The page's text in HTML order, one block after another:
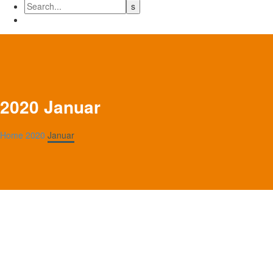
2020 Januar
Home 2020 Januar